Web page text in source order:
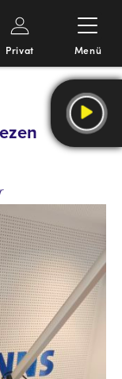
Privat Menü